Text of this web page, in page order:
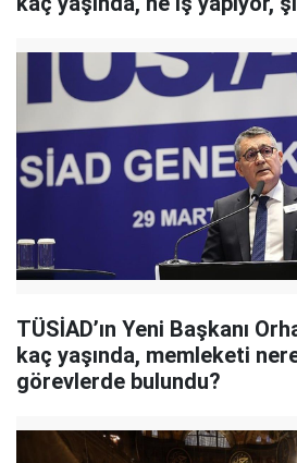
TÜSİAD’ın Yeni Başkanı
kaç yaşında, memleketi
görevlerde bulundu?